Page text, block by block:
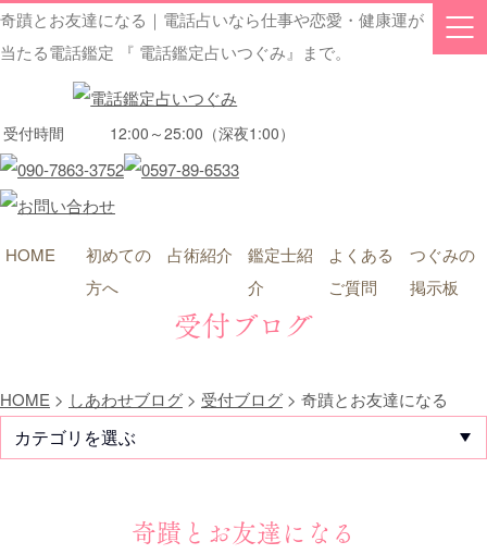
奇蹟とお友達になる｜電話占いなら仕事や恋愛・健康運が
当たる電話鑑定 『 電話鑑定占いつぐみ』まで。
受付時間 12:00～25:00（深夜1:00）
HOME
初めての
方へ
占術紹介
鑑定士紹
介
よくある
ご質問
つぐみの
掲示板
受付ブログ
HOME > しあわせブログ > 受付ブログ > 奇蹟とお友達になる
奇蹟とお友達になる